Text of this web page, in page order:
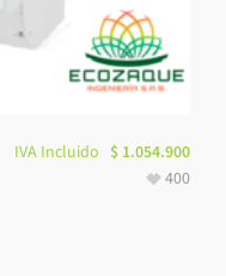
IVA Incluido $ 1.054.900
400